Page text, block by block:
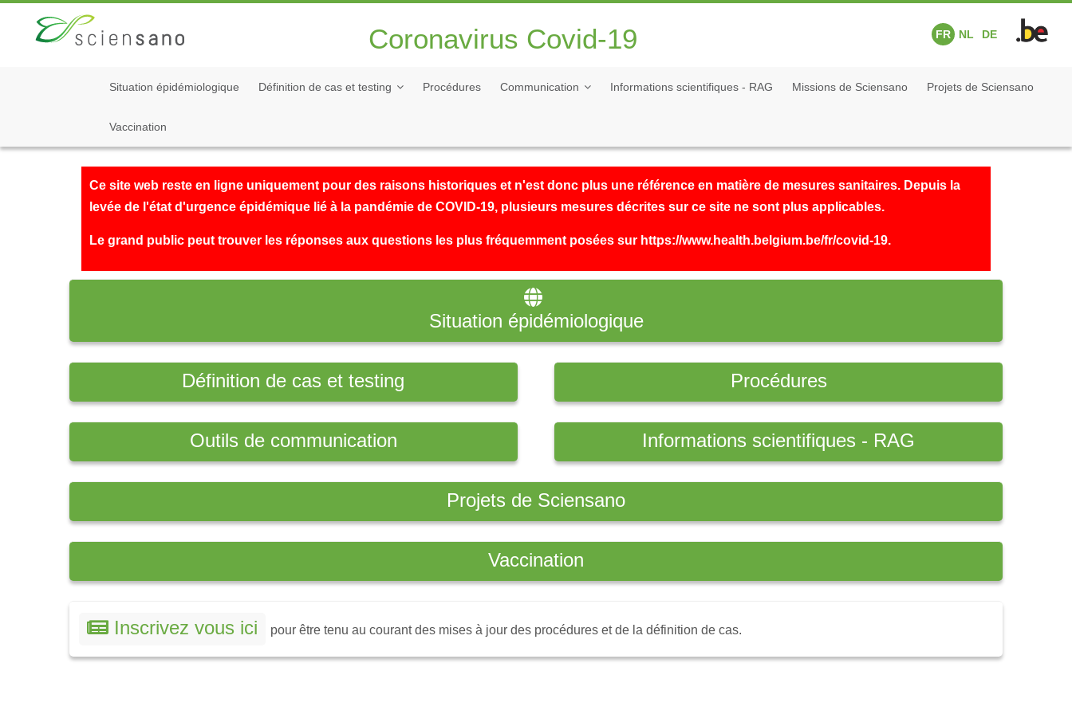
Coronavirus Covid-19 FR NL DE
Situation épidémiologique Définition de cas et testing Procédures Communication Informations scientifiques - RAG Missions de Sciensano Projets de Sciensano
Vaccination
Ce site web reste en ligne uniquement pour des raisons historiques et n'est donc plus une référence en matière de mesures sanitaires. Depuis la
levée de l'état d'urgence épidémique lié à la pandémie de COVID-19, plusieurs mesures décrites sur ce site ne sont plus applicables.
Le grand public peut trouver les réponses aux questions les plus fréquemment posées sur https://www.health.belgium.be/fr/covid-19.
Situation épidémiologique
Définition de cas et testing Procédures
Outils de communication Informations scientifiques - RAG
Projets de Sciensano
Vaccination
Inscrivez vous ici pour être tenu au courant des mises à jour des procédures et de la définition de cas.